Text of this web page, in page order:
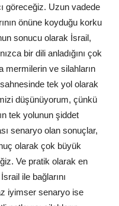
göreceğiz. Uzun vadede
önüne koyduğu korku
sonucu olarak İsrail,
bir dili anladığını çok
mermilerin ve silahların
tek yol olarak
düşünüyorum, çünkü
tek yolunun şiddet
senaryo olan sonuçlar,
olarak çok büyük
Ve pratik olarak en
ile bağlarını
iyimser senaryo ise